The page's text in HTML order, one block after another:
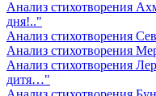
Анализ стихотворения
дня!.."
Анализ стихотворения
Анализ стихотворения
Анализ стихотворения
дитя…"